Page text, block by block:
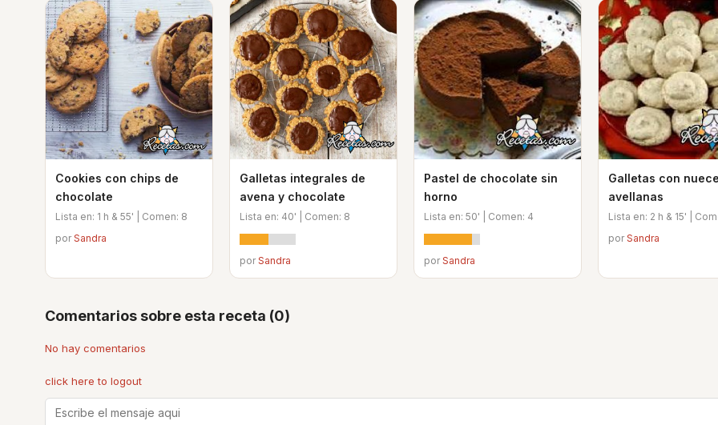
Cookies con chips de
chocolate
Lista en: 1 h & 55' | Comen: 8
porSandra
Galletas integrales de
avena y chocolate
Lista en: 40' | Comen: 8
porSandra
Pastel de chocolate sin
horno
Lista en: 50' | Comen: 4
porSandra
Galletas con
avellanas
Lista en: 2 h & 15' |
porSandra
Comentarios sobre esta receta (0)
No hay comentarios
click here to logout